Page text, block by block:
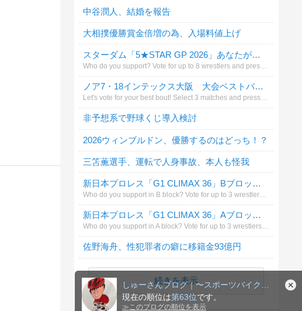
しゅーさんブログ｜〜スポーツバイクでいい人生を〜
現在の順位は第63位です。
≫ このブログの順位を表示
中谷潤人、結婚を報告
大相撲優勝賞金倍増の為、入場料値上げ
スターダム「5★STAR GP 2026」あなたが応援する選手は?（4ブロック8人まで）
Who do you support? Vote for up to 8 wrestlers and press the vote（投票）button.
ノア7・18インテックス大阪 大会ベストバウトは?
Let's vote for your best bout! Select 3 matches and press the vote（投票）button.
非予想系で野球くじ導入検討
2026ウィンブルドン、優勝するのはどっち！？
三笘薫選手、運転で人身事故、本人も怪我
新日本プロレス「G1 CLIMAX 36」Bブロックで応援する選手は？（3人まで）
Who do you support in B block? Vote for up to 3 wrestlers and press the left button（投票する）.
新日本プロレス「G1 CLIMAX 36」Aブロックで応援する選手は？（3人まで）
Who do you support in A block? Vote for up to 3 wrestlers and press the left button（投票する）.
佐野海舟、性犯罪者の癖に移籍金93億円
続きを表示